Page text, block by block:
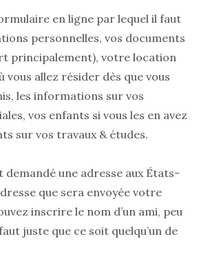
en ligne par lequel il faut
personnelles, vos documents
principalement), votre location
vous allez résider dès que vous
les informations sur vos
vos enfants si vous les en avez
sur vos travaux & études.
demandé une adresse aux États-
que sera envoyée votre
inscrire le nom d’un ami, peu
juste que ce soit quelqu’un de